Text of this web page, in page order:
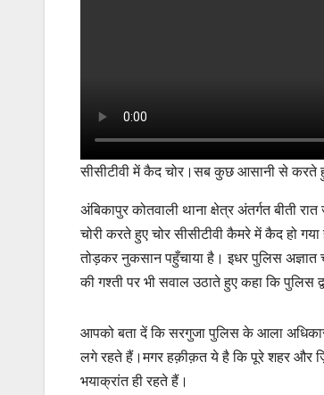
सीसीटीवी में कैद चोर।सब कुछ आसानी से करते
अंबिकापुर कोतवाली थाना क्षेत्र अंतर्गत बीती
चोरी करते हुए चोर सीसीटीवी कैमरे में कैद हो
तोड़कर नुकसान पहुँचाया है। इधर पुलिस अज्ञात
की गश्ती पर भी सवाल उठाते हुए कहा कि पुलिस
आपको बता दें कि सरगुजा पुलिस के आला
लगे रहते हैं।मगर हक़ीक़त ये है कि पूरे शहर और
भयाक्रांत ही रहते हैं।